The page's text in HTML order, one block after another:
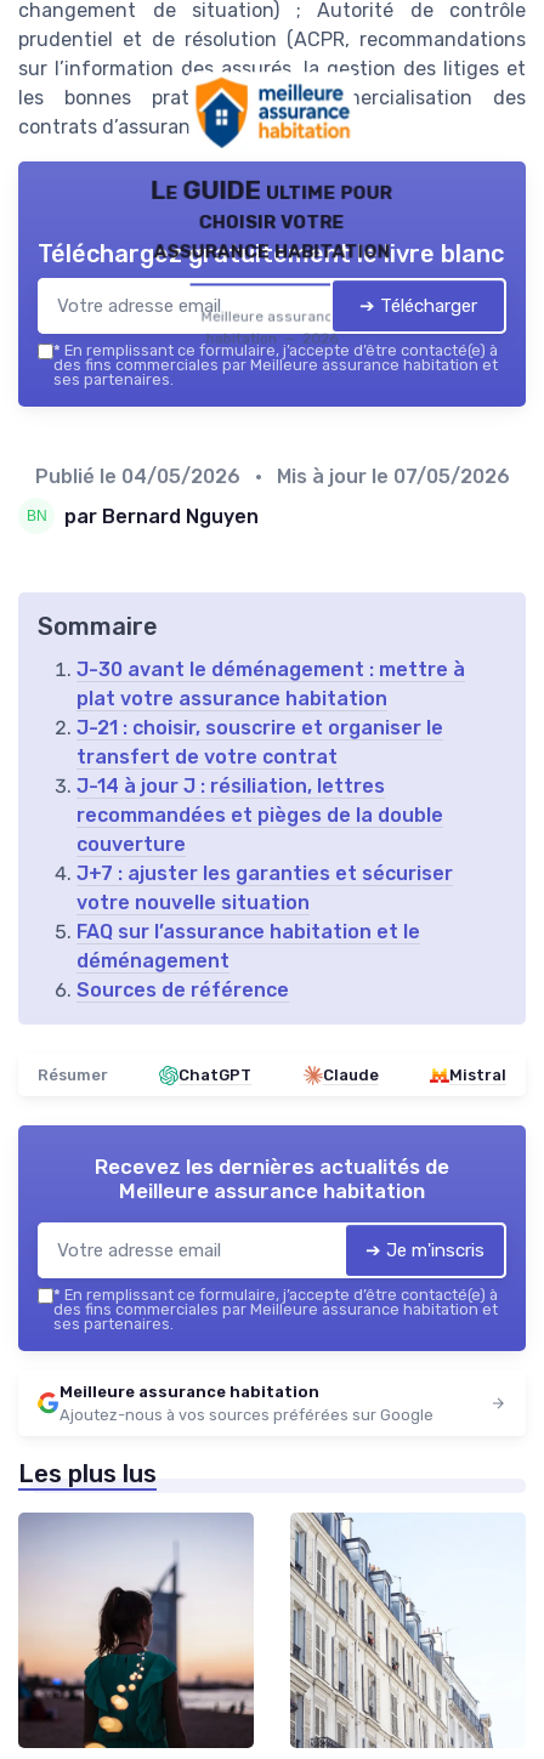
changement de situation) ; Autorité de contrôle
prudentiel et de résolution (ACPR, recommandations
sur l’information des assurés, la gestion des litiges et
les bonnes pratiques de commercialisation des
contrats d’assurance).
Le GUIDE ultime pour
choisir votre
assurance habitation
Meilleure assurance
habitation — 2026
Téléchargez gratuitement le livre blanc
➔ Télécharger
* En remplissant ce formulaire, j’accepte d’être contacté(e) à
des fins commerciales par Meilleure assurance habitation et
ses partenaires.
Publié le 04/05/2026 • Mis à jour le 07/05/2026
par Bernard Nguyen
Sommaire
J-30 avant le déménagement : mettre à
plat votre assurance habitation
J-21 : choisir, souscrire et organiser le
transfert de votre contrat
J-14 à jour J : résiliation, lettres
recommandées et pièges de la double
couverture
J+7 : ajuster les garanties et sécuriser
votre nouvelle situation
FAQ sur l’assurance habitation et le
déménagement
Sources de référence
Résumer ChatGPT Claude Mistral
Recevez les dernières actualités de
Meilleure assurance habitation
➔ Je m'inscris
* En remplissant ce formulaire, j’accepte d’être contacté(e) à
des fins commerciales par Meilleure assurance habitation et
ses partenaires.
Meilleure assurance habitation
Ajoutez-nous à vos sources préférées sur Google
Les plus lus